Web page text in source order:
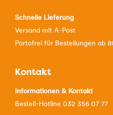
Schnelle Lieferung
Versand mit A-Post
Portofrei für Bestellungen ab
Kontakt
Informationen & Kontakt
Bestell-Hotline 032 356 07 77